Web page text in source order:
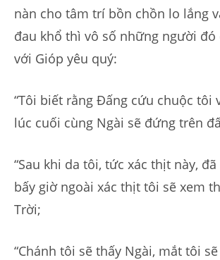
nàn cho tâm trí bồn chồn lo lắng
đau khổ thì vô số những người đó
với Gióp yêu quý:
“Tôi biết rằng Đấng cứu chuộc tôi
lúc cuối cùng Ngài sẽ đứng trên
“Sau khi da tôi, tức xác thịt này,
bấy giờ ngoài xác thịt tôi sẽ xem
Trời;
“Chánh tôi sẽ thấy Ngài, mắt tôi